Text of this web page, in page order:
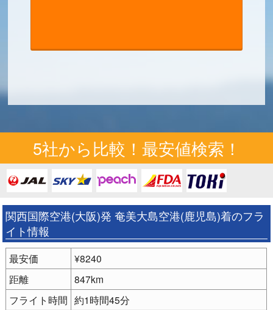
5社から比較！最安値検索！
関西国際空港(大阪)発 奄美大島空港(鹿児島)着のフラ
イト情報
最安価
¥8240
距離
847km
フライト時間 約1時間45分